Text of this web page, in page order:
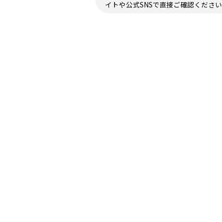
イトや公式SNSで直接ご確認くださ